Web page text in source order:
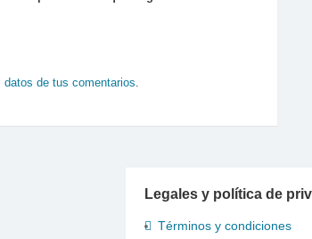
de tus comentarios
Legales y política de
Términos y condiciones